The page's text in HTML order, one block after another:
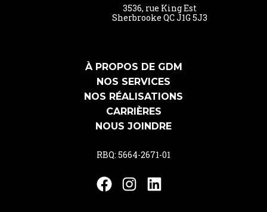
3536, rue King Est
Sherbrooke QC J1G 5J3
À PROPOS DE GDM
NOS SERVICES
NOS RÉALISATIONS
CARRIÈRES
NOUS JOINDRE
RBQ: 5664-2671-01
Facebook
Instagram
LinkedIn